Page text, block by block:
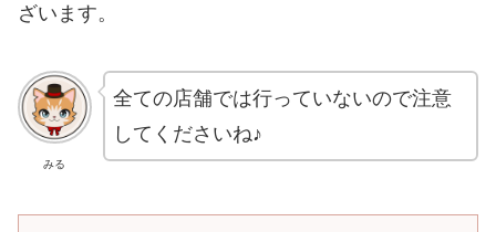
ざいます。
みる
全ての店舗では行っていないので注意
してくださいね♪